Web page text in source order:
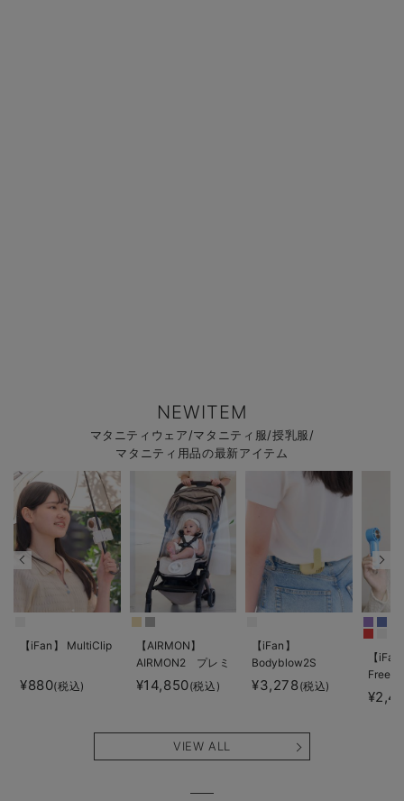
NEWITEM
マタニティウェア/マタニティ服/授乳服/
マタニティ用品の最新アイテム
【iFan】 MultiClip
¥880(税込)
【AIRMON】
AIRMON2 プレミ
アム
¥14,850(税込)
【iFan】
Bodyblow2S
¥3,278(税込)
【
Freeze
VIEW ALL